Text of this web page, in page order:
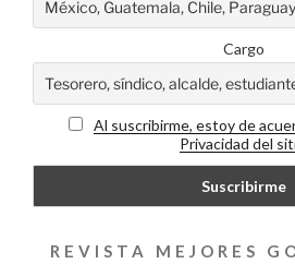
Cargo
Al suscribirme, estoy de
Privacidad del
REVISTA MEJORES